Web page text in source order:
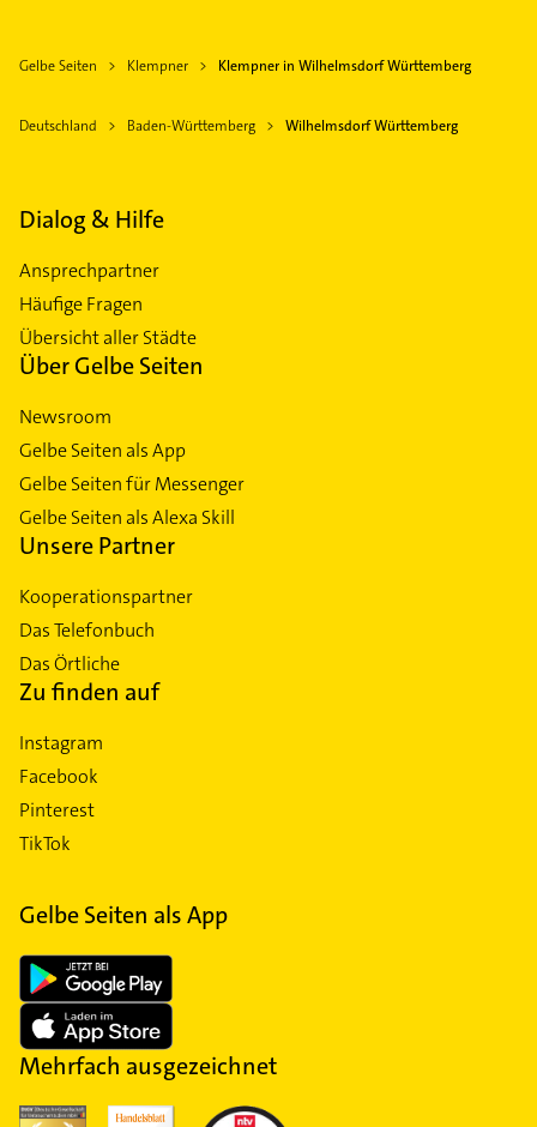
Gelbe Seiten Klempner Klempner in Wilhelmsdorf Württemberg
Deutschland Baden-Württemberg Wilhelmsdorf Württemberg
Dialog & Hilfe
Ansprechpartner
Häufige Fragen
Übersicht aller Städte
Über Gelbe Seiten
Newsroom
Gelbe Seiten als App
Gelbe Seiten für Messenger
Gelbe Seiten als Alexa Skill
Unsere Partner
Kooperationspartner
Das Telefonbuch
Das Örtliche
Zu finden auf
Instagram
Facebook
Pinterest
TikTok
Gelbe Seiten als App
Mehrfach ausgezeichnet